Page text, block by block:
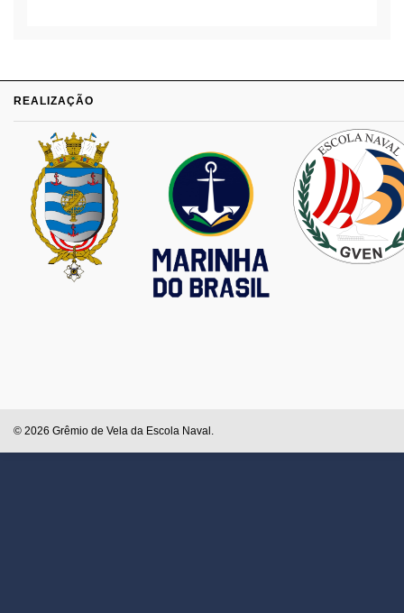
REALIZAÇÃO
© 2026 Grêmio de Vela da Escola Naval.